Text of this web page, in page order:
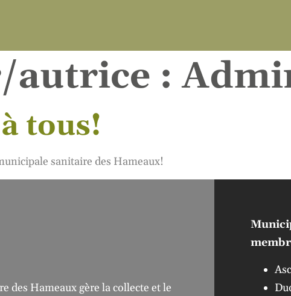
autrice :
tous!
sanitaire des Hameaux!
des Hameaux gère la collecte et le